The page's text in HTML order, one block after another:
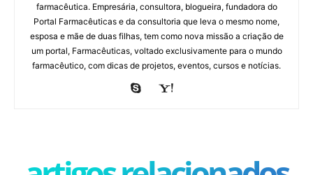
farmacêutica. Empresária, consultora, blogueira, fundadora do
Portal Farmacêuticas e da consultoria que leva o mesmo nome,
esposa e mãe de duas filhas, tem como nova missão a criação de
um portal, Farmacêuticas, voltado exclusivamente para o mundo
farmacêutico, com dicas de projetos, eventos, cursos e notícias.